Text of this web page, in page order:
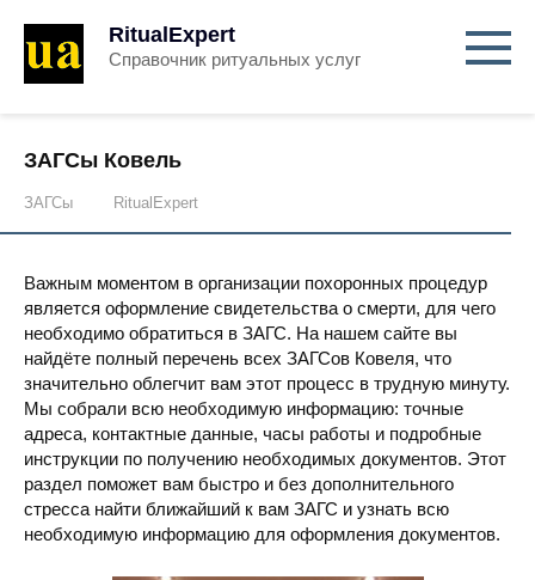
RitualExpert
Справочник ритуальных услуг
ЗАГСы Ковель
ЗАГСы RitualExpert
Важным моментом в организации похоронных процедур
является оформление свидетельства о смерти, для чего
необходимо обратиться в ЗАГС. На нашем сайте вы
найдёте полный перечень всех ЗАГСов Ковеля, что
значительно облегчит вам этот процесс в трудную минуту.
Мы собрали всю необходимую информацию: точные
адреса, контактные данные, часы работы и подробные
инструкции по получению необходимых документов. Этот
раздел поможет вам быстро и без дополнительного
стресса найти ближайший к вам ЗАГС и узнать всю
необходимую информацию для оформления документов.